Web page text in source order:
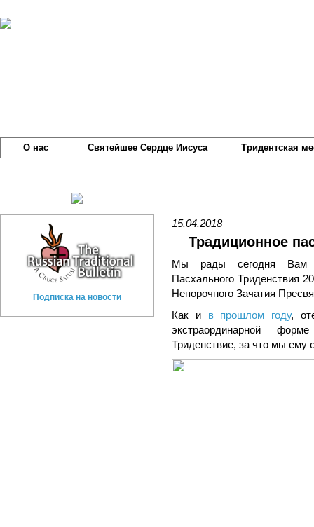
О нас Святейшее Сердце Иисуса Тридентская
Подписка на новости
15.04.2018
Традиционное
Мы рады сегодня Вам
Пасхального Триденствия
Непорочного Зачатия
Как и в прошлом году,
экстраординарной
Триденствие, за что мы ему